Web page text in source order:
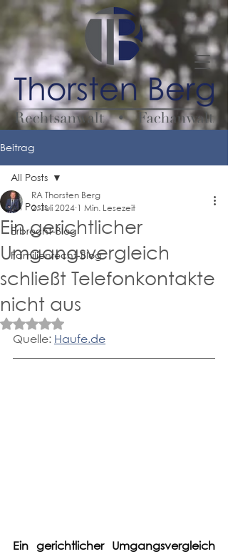
Beitrag
All Posts
Erbrecht-Blog
Familienrecht-Blog
All Posts
Ein gerichtlicher
Umgangsvergleich
schließt Telefonkontakte
nicht aus
RA Thorsten Berg
2. Juli 2024 1 Min. Lesezeit
Mit NaN von 5 Sternen bewertet.
Quelle: Haufe.de
Ein gerichtlicher Umgangsvergleich